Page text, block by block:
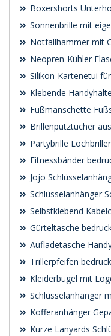
Boxershorts
Sonnenbrille mit
Notfallhammer mit
Neopren-Kühler
Silikon-Kartenetui
Klebende
Fußmanschette
Brillenputztücher
Partybrille
Fitnessbänder
Jojo
Schlüsselanhänger
Selbstklebend
Gürteltasche
Aufladetasche
Trillerpfeifen
Kleiderbügel mit
Schlüsselanhänger
Kofferanhänger
Kurze Lanyards